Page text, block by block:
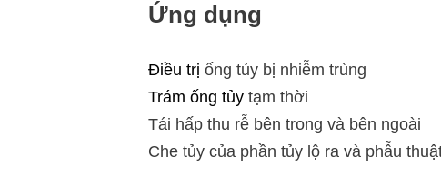
Ứng dụng
Điều trị ống tủy bị nhiễm trùng
Trám ống tủy tạm thời
Tái hấp thu rễ bên trong và bên ngoài
Che tủy của phần tủy lộ ra và phẫu